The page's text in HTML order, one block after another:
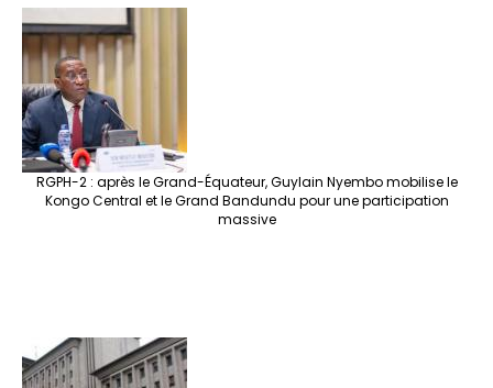
RGPH-2 : après le Grand-Équateur, Guylain Nyembo mobilise le
Kongo Central et le Grand Bandundu pour une participation
massive